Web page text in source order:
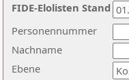
Nachname
Ebene
Personennummer
FIDE-Elolisten Stand